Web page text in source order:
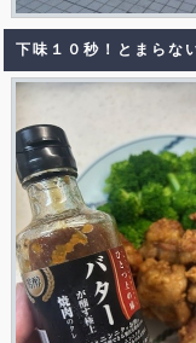
下味１０秒！とまらな